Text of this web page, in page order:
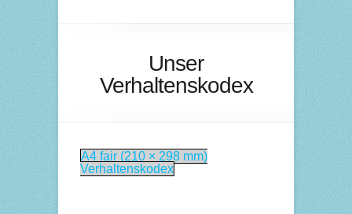
Unser
Verhaltenskodex
A4 fair (210 × 298 mm)
Verhaltenskodex